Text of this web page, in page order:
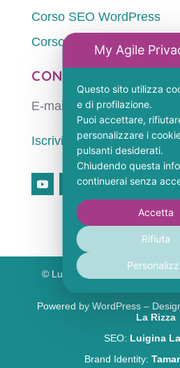
Corso SEO WordPress
Corso SEO individuale
CONTATTI
E-mail:
Iscriviti alla QuietFlow
© Luigina La Rizza – P. IVA
Powered by WordPress –
La Rizza
SEO: Luigina
Brand Identity:
My Agile
Questo sito utilizza
e di profilazione.
Puoi accettare,
personalizzare i
pulsanti desiderati.
Chiudendo questa
continuerai senza
Accetta
Rifiuta